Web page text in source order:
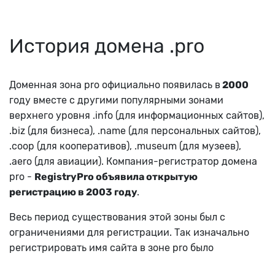
История домена .pro
Доменная зона pro официально появилась в 2000
году вместе с другими популярными зонами
верхнего уровня .info (для информационных сайтов),
.biz (для бизнеса), .name (для персональных сайтов),
.coop (для кооперативов), .museum (для музеев),
.aero (для авиации). Компания-регистратор домена
pro - RegistryPro объявила открытую
регистрацию в 2003 году.
Весь период существования этой зоны был с
ограничениями для регистрации. Так изначально
регистрировать имя сайта в зоне pro было